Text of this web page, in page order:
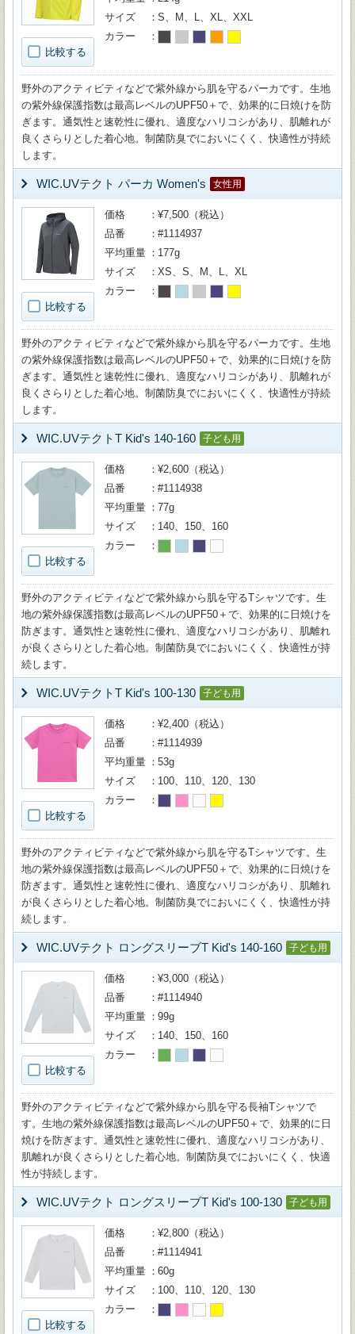
比較する
サイズ
S、M、L、XL、XXL
カラー
野外のアクティビティなどで紫外線から肌を守るパーカです。生地
の紫外線保護指数は最高レベルのUPF50＋で、効果的に日焼けを防
ぎます。通気性と速乾性に優れ、適度なハリコシがあり、肌離れが
良くさらりとした着心地。制菌防臭でにおいにくく、快適性が持続
します。
WIC.UVテクト パーカ Women's 女性用
比較する
価格
¥7,500（税込）
品番
#1114937
平均重量
177g
サイズ
XS、S、M、L、XL
カラー
野外のアクティビティなどで紫外線から肌を守るパーカです。生地
の紫外線保護指数は最高レベルのUPF50＋で、効果的に日焼けを防
ぎます。通気性と速乾性に優れ、適度なハリコシがあり、肌離れが
良くさらりとした着心地。制菌防臭でにおいにくく、快適性が持続
します。
WIC.UVテクトT Kid's 140-160 子ども用
比較する
価格
¥2,600（税込）
品番
#1114938
平均重量
77g
サイズ
140、150、160
カラー
野外のアクティビティなどで紫外線から肌を守るTシャツです。生
地の紫外線保護指数は最高レベルのUPF50＋で、効果的に日焼けを
防ぎます。通気性と速乾性に優れ、適度なハリコシがあり、肌離れ
が良くさらりとした着心地。制菌防臭でにおいにくく、快適性が持
続します。
WIC.UVテクトT Kid's 100-130 子ども用
比較する
価格
¥2,400（税込）
品番
#1114939
平均重量
53g
サイズ
100、110、120、130
カラー
野外のアクティビティなどで紫外線から肌を守るTシャツです。生
地の紫外線保護指数は最高レベルのUPF50＋で、効果的に日焼けを
防ぎます。通気性と速乾性に優れ、適度なハリコシがあり、肌離れ
が良くさらりとした着心地。制菌防臭でにおいにくく、快適性が持
続します。
WIC.UVテクト ロングスリーブT Kid's 140-160 子ども用
比較する
価格
¥3,000（税込）
品番
#1114940
平均重量
99g
サイズ
140、150、160
カラー
野外のアクティビティなどで紫外線から肌を守る長袖Tシャツで
す。生地の紫外線保護指数は最高レベルのUPF50＋で、効果的に日
焼けを防ぎます。通気性と速乾性に優れ、適度なハリコシがあり、
肌離れが良くさらりとした着心地。制菌防臭でにおいにくく、快適
性が持続します。
WIC.UVテクト ロングスリーブT Kid's 100-130 子ども用
比較する
価格
¥2,800（税込）
品番
#1114941
平均重量
60g
サイズ
100、110、120、130
カラー